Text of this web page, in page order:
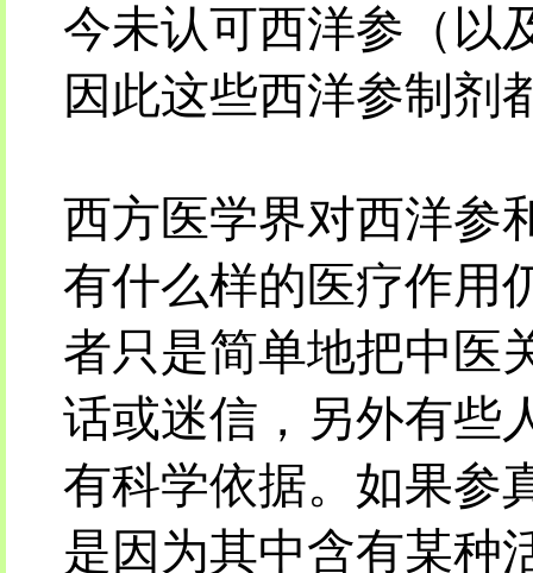
今未认可西洋参（以
因此这些西洋参制剂
西方医学界对西洋参
有什么样的医疗作用
者只是简单地把中医
话或迷信，另外有些
有科学依据。如果参
是因为其中含有某种